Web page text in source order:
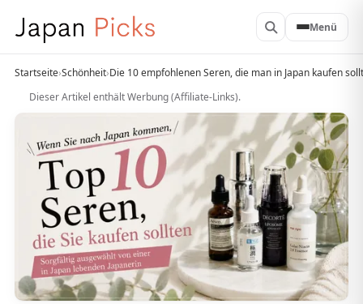
Menü
Startseite›Schönheit›Die 10 empfohlenen Seren, die man in Japan kaufen
Dieser Artikel enthält Werbung (Affiliate-Links).